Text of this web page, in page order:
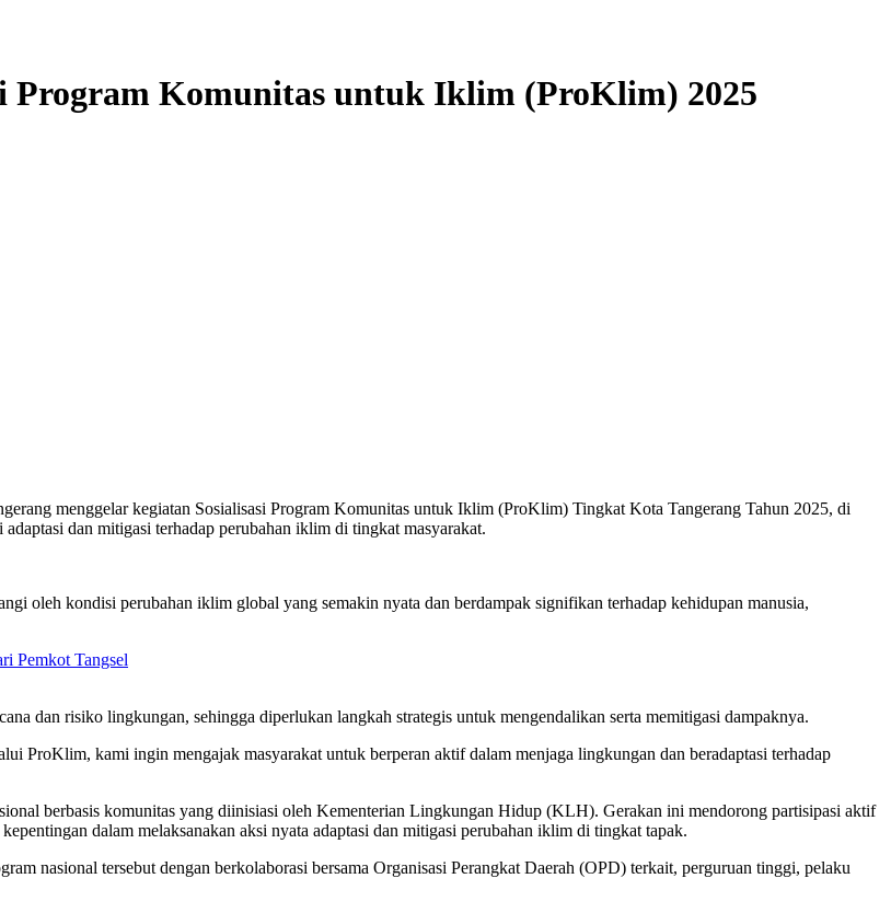
Program Komunitas untuk Iklim (ProKlim) 2025
menggelar kegiatan Sosialisasi Program Komunitas untuk Iklim (ProKlim) Tingkat Kota Tangerang Tahun 2025, di
dan mitigasi terhadap perubahan iklim di tingkat masyarakat.
oleh kondisi perubahan iklim global yang semakin nyata dan berdampak signifikan terhadap kehidupan manusia,
Pemkot Tangsel
dan risiko lingkungan, sehingga diperlukan langkah strategis untuk mengendalikan serta memitigasi dampaknya.
ProKlim, kami ingin mengajak masyarakat untuk berperan aktif dalam menjaga lingkungan dan beradaptasi terhadap
berbasis komunitas yang diinisiasi oleh Kementerian Lingkungan Hidup (KLH). Gerakan ini mendorong partisipasi aktif
dalam melaksanakan aksi nyata adaptasi dan mitigasi perubahan iklim di tingkat tapak.
nasional tersebut dengan berkolaborasi bersama Organisasi Perangkat Daerah (OPD) terkait, perguruan tinggi, pelaku